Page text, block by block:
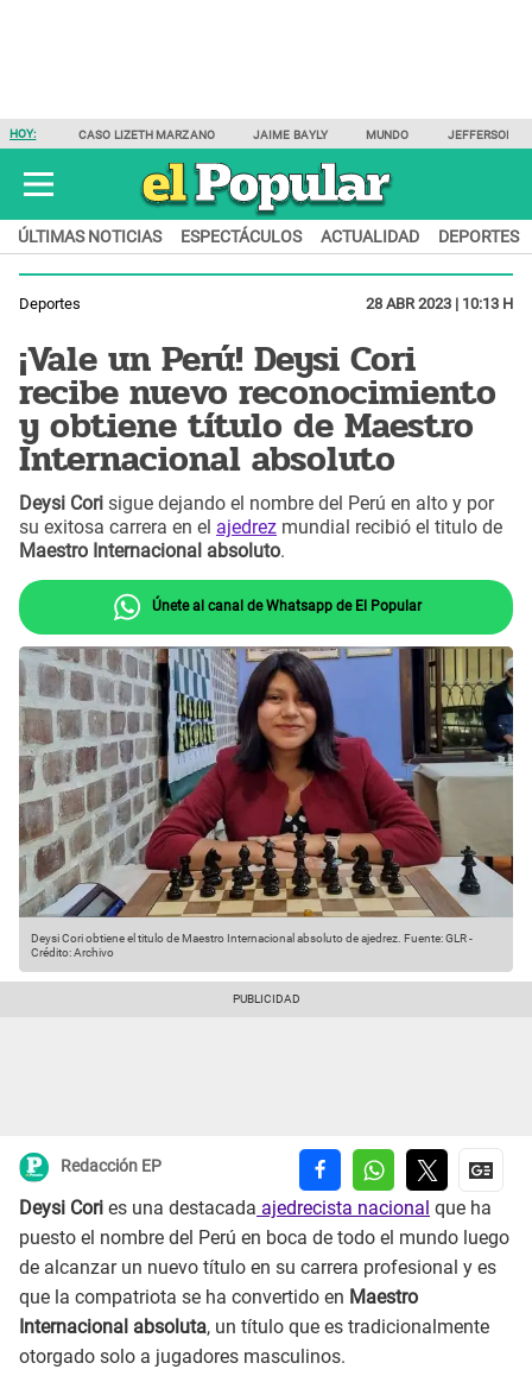
HOY: CASO LIZETH MARZANO JAIME BAYLY MUNDO JEFFERSON
ÚLTIMAS NOTICIAS ESPECTÁCULOS ACTUALIDAD DEPORTES
Deportes 28 ABR 2023 | 10:13 H
¡Vale un Perú! Deysi Cori
recibe nuevo reconocimiento
y obtiene título de Maestro
Internacional absoluto
Deysi Cori sigue dejando el nombre del Perú en alto y por
su exitosa carrera en el ajedrez mundial recibió el titulo de
Maestro Internacional absoluto.
Únete al canal de Whatsapp de El Popular
Deysi Cori obtiene el titulo de Maestro Internacional absoluto de ajedrez. Fuente: GLR-
Crédito: Archivo
Redacción EP
Deysi Cori es una destacada ajedrecista nacional que ha
puesto el nombre del Perú en boca de todo el mundo luego
de alcanzar un nuevo título en su carrera profesional y es
que la compatriota se ha convertido en Maestro
Internacional absoluta, un título que es tradicionalmente
otorgado solo a jugadores masculinos.